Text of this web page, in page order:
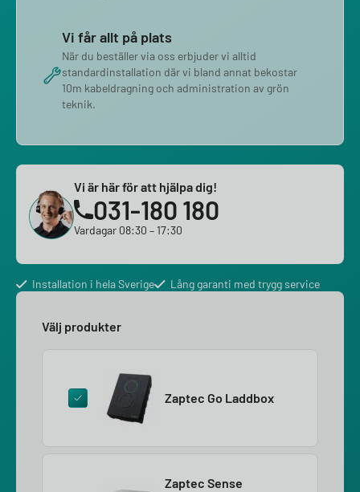
Vi får allt på plats
När du beställer via oss erbjuder vi alltid
standardinstallation där vi bland annat bekostar
10m kabeldragning och administration av grön
teknik.
Vi är här för att hjälpa dig!
031-180 180
Vardagar 08:30 – 17:30
Installation i hela Sverige Lång garanti med trygg service
Välj produkter
Zaptec Go Laddbox
Zaptec Sense